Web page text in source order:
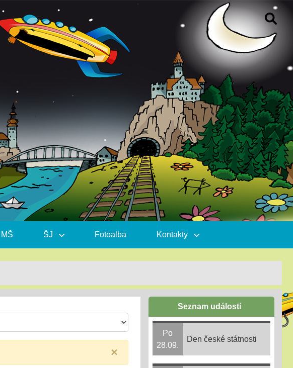
MŠ ŠJ Fotoalba Kontakty
×
Seznam událostí
Po
28.09.
Den české státnosti